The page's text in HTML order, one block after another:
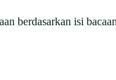
berdasarkan isi